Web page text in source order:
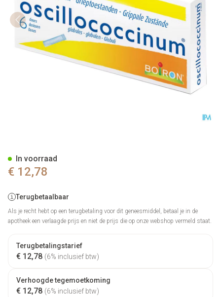
€ 12,78
Terugbetaalbaar
Als je recht hebt op een terugbetaling voor dit geneesmiddel, betaal je in de
apotheek een verlaagde prijs en niet de prijs die op onze webshop vermeld staat.
Terugbetalingstarief
€ 12,78 (6% inclusief btw)
Verhoogde tegemoetkoming
€ 12,78 (6% inclusief btw)
In voorraad